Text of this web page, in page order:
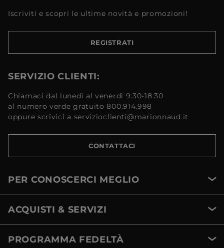
Iscriviti e scopri le ultime novità e promozioni!
REGISTRATI
SERVIZIO CLIENTI:
Chiamaci dal lunedì al venerdì 9:30-18:30
al numero verde gratuito 800.914.998
oppure scrivici a servizioclienti@marionnaud.it
CONTATTACI
PER CONOSCERCI MEGLIO
ACQUISTI & SERVIZI
PROGRAMMA FEDELTÀ